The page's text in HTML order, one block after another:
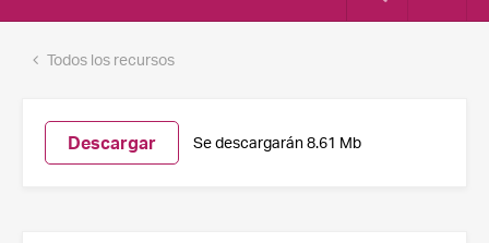
Todos los recursos
Descargar Se descargarán 8.61 Mb